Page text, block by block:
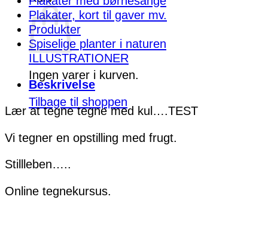
Ingen varer i kurven.
Tilbage til shoppen
Plakater, kort til gaver mv.
Produkter
Spiselige planter i naturen
ILLUSTRATIONER
Beskrivelse
Lær at tegne tegne med kul….TEST
Vi tegner en opstilling med frugt.
Stillleben…..
Online tegnekursus.